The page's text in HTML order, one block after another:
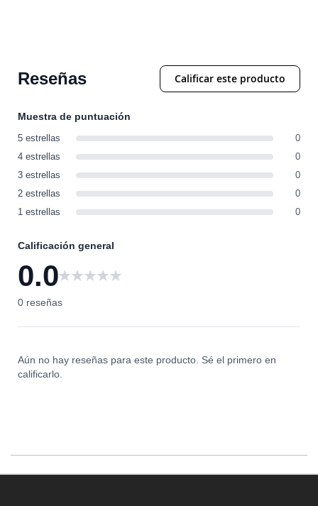
Reseñas Calificar este producto
Muestra de puntuación
5 estrellas
0
4 estrellas
0
3 estrellas
0
2 estrellas
0
1 estrellas
0
Calificación general
0.0
0 reseñas
Aún no hay reseñas para este producto. Sé el primero en
calificarlo.